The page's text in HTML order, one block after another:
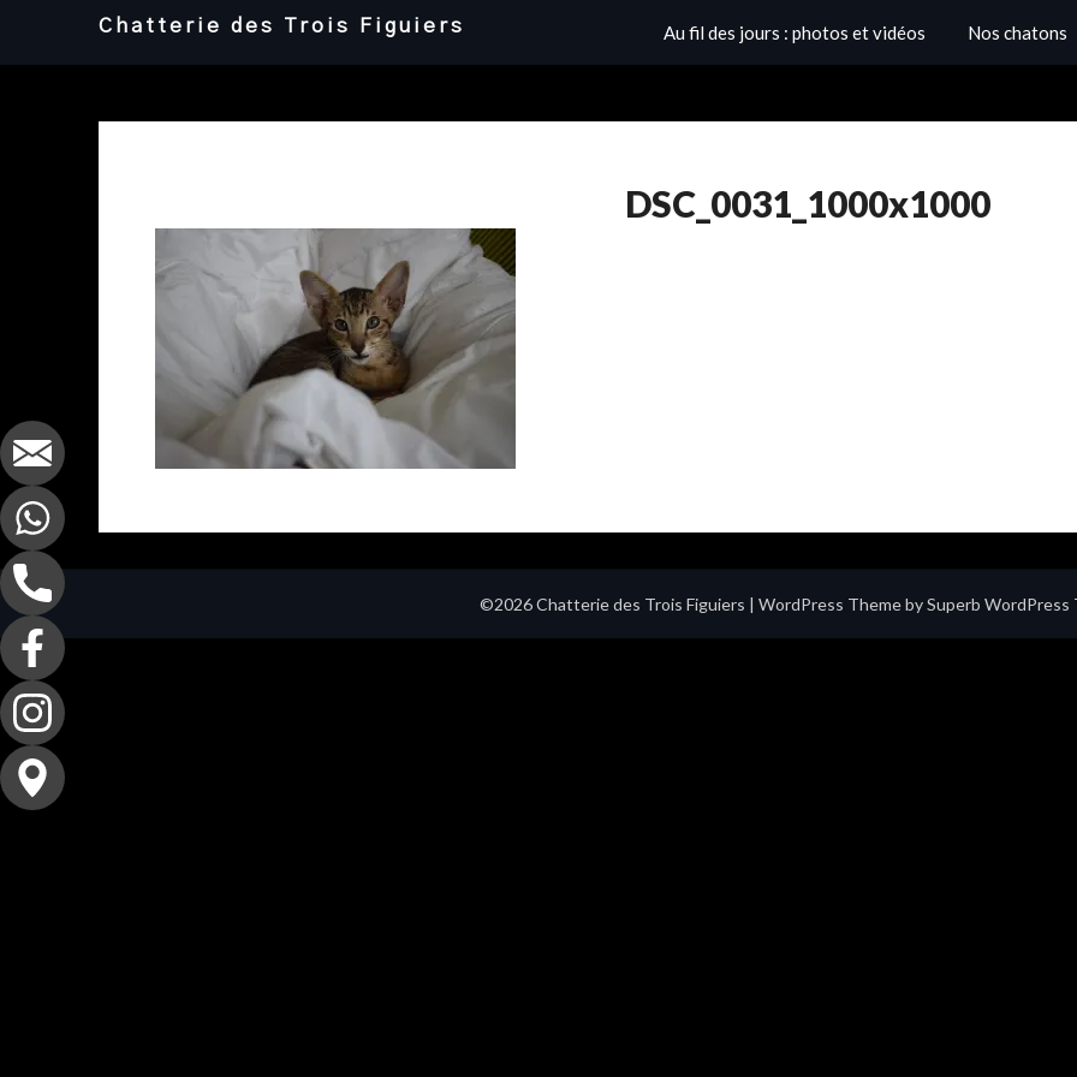
Chatterie des Trois Figuiers Au fil des jours : photos et vidéos Nos chatons
DSC_0031_1000x1000
©2026 Chatterie des Trois Figuiers | WordPress Theme bySuperb WordPress